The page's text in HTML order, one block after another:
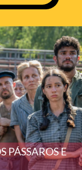
PÁSSAROS E